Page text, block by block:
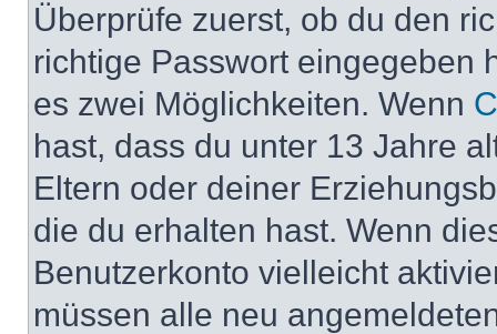
Überprüfe zuerst, ob du den
richtige Passwort eingegeben
es zwei Möglichkeiten. Wenn
hast, dass du unter 13 Jahre
Eltern oder deiner
die du erhalten hast. Wenn
Benutzerkonto vielleicht
müssen alle neu